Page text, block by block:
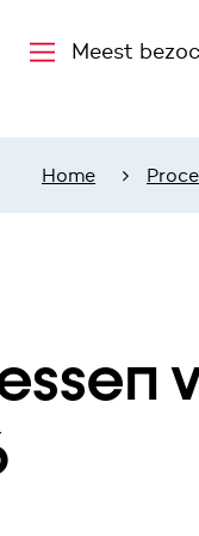
Meest
Home